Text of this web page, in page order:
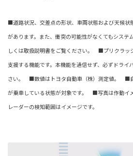
■道路状況、交差点の形状、車両状態および天候状
があります。また、衝突の可能性がなくてもシステ
しくは取扱説明書をご覧ください。 ■プリクラッ
支援する機能です。本機能を過信せず、必ずドライ
さい。 ■数値はトヨタ自動車（株）測定値。 ■
が乗車している状態が対象です。 ■写真は作動イ
レーダーの検知範囲はイメージです。